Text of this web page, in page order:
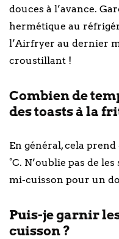
douces à l’avance.
hermétique au
l’Airfryer au dernier
croustillant !
Combien de
des toasts à la
En général, cela
°C. N’oublie pas de
mi-cuisson pour un
Puis-je garnir
cuisson ?